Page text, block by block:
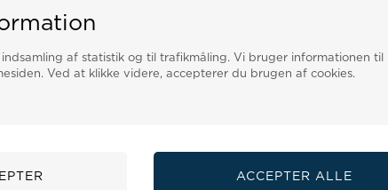
af statistik og til trafikmåling. Vi bruger informationen til
Ved at klikke videre, accepterer du brugen af cookies.